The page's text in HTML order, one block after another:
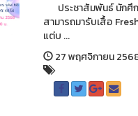
ประชาสัมพันธ์ นักศึก
สามารถมารับเสื้อ
แต่บ ...
27 พฤศจิกายน 2568